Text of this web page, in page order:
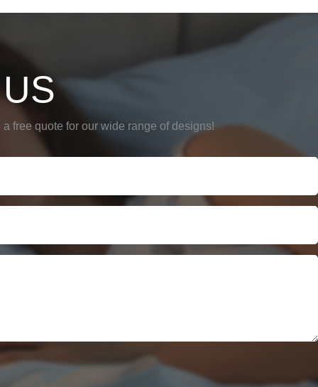
free quote for our wide range of designs!